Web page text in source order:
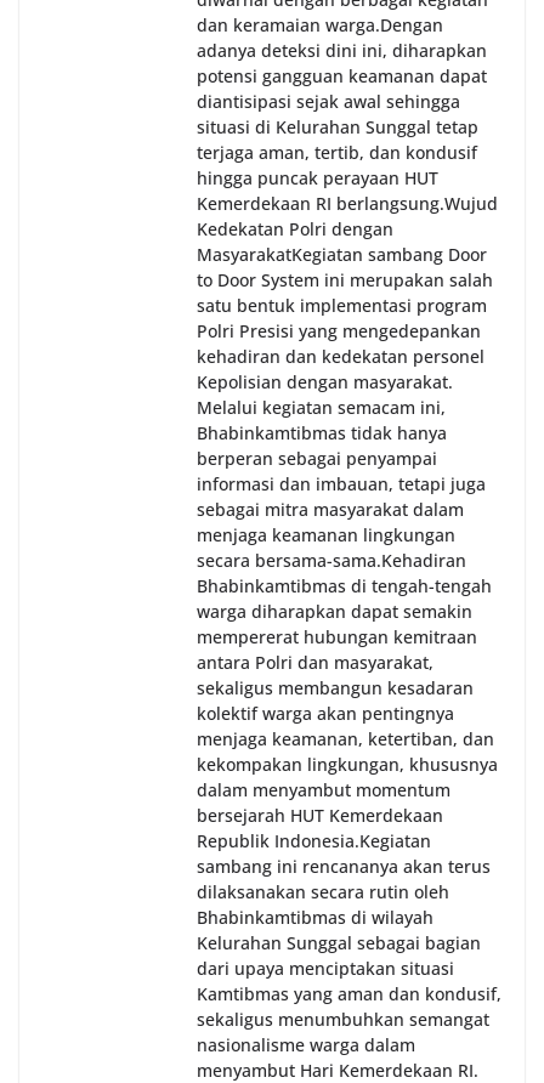
dan keramaian warga.‎‎Dengan
adanya deteksi dini ini, diharapkan
potensi gangguan keamanan dapat
diantisipasi sejak awal sehingga
situasi di Kelurahan Sunggal tetap
terjaga aman, tertib, dan kondusif
hingga puncak perayaan HUT
Kemerdekaan RI berlangsung.‎‎Wujud
Kedekatan Polri dengan
Masyarakat‎Kegiatan sambang Door
to Door System ini merupakan salah
satu bentuk implementasi program
Polri Presisi yang mengedepankan
kehadiran dan kedekatan personel
Kepolisian dengan masyarakat.
Melalui kegiatan semacam ini,
Bhabinkamtibmas tidak hanya
berperan sebagai penyampai
informasi dan imbauan, tetapi juga
sebagai mitra masyarakat dalam
menjaga keamanan lingkungan
secara bersama-sama.‎‎Kehadiran
Bhabinkamtibmas di tengah-tengah
warga diharapkan dapat semakin
mempererat hubungan kemitraan
antara Polri dan masyarakat,
sekaligus membangun kesadaran
kolektif warga akan pentingnya
menjaga keamanan, ketertiban, dan
kekompakan lingkungan, khususnya
dalam menyambut momentum
bersejarah HUT Kemerdekaan
Republik Indonesia.‎Kegiatan
sambang ini rencananya akan terus
dilaksanakan secara rutin oleh
Bhabinkamtibmas di wilayah
Kelurahan Sunggal sebagai bagian
dari upaya menciptakan situasi
Kamtibmas yang aman dan kondusif,
sekaligus menumbuhkan semangat
nasionalisme warga dalam
menyambut Hari Kemerdekaan RI.